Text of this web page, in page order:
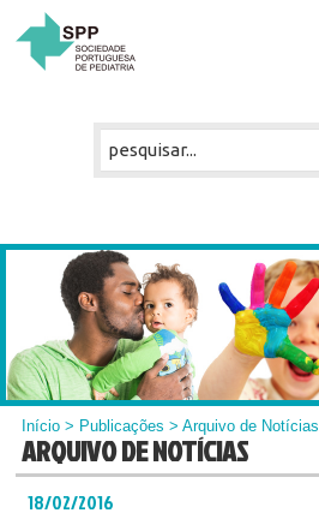
Início > Publicações > Arquivo de Notícias
ARQUIVO DE NOTÍCIAS
18/02/2016